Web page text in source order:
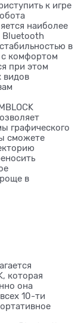
к игре
наиболее
Bluetooth
в
комфортом
при этом
видов
графического
сможете
в
которая
она
10-ти